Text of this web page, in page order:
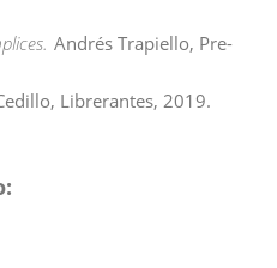
Andrés Trapiello, Pre-
Librerantes, 2019.